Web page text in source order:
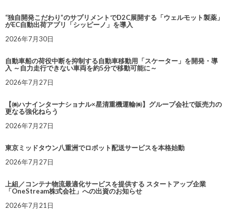
“独自開発こだわり”のサプリメントでD2C展開する「ウェルモット製薬」
がEC自動出荷アプリ「シッピーノ」を導入
2026年7月30日
自動車船の荷役中断を抑制する自動車移動用「スケーター」を開発・導
入 ～自力走行できない車両を約5分で移動可能に～
2026年7月27日
【㈱ハナインターナショナル×星清重機運輸㈱】グループ会社で販売力の
更なる強化ねらう
2026年7月27日
東京ミッドタウン八重洲でロボット配送サービスを本格始動
2026年7月27日
上組／コンテナ物流最適化サービスを提供する スタートアップ企業
「OneStream株式会社」への出資のお知らせ
2026年7月21日